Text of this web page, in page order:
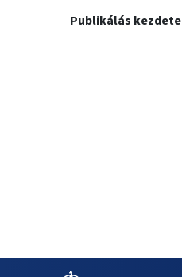
Publikálás kezdete